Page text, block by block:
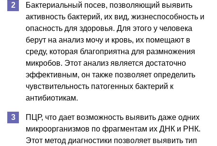
Бактериальный посев, позволяющий выявить
активность бактерий, их вид, жизнеспособность и
опасность для здоровья. Для этого у человека
берут на анализ мочу и кровь, их помещают в
среду, которая благоприятна для размножения
микробов. Этот анализ является достаточно
эффективным, он также позволяет определить
чувствительность патогенных бактерий к
антибиотикам.
ПЦР, что дает возможность выявить даже одних
микроорганизмов по фрагментам их ДНК и РНК.
Этот метод диагностики позволяет выявить тип